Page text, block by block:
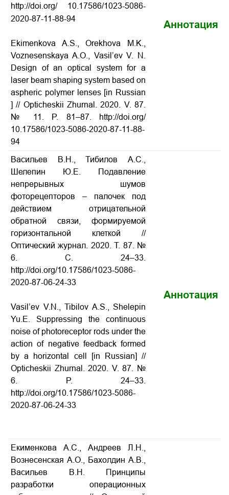
http://doi.org/ 10.17586/1023-5086-
2020-87-11-88-94
Ekimenkova A.S., Orekhova M.K.,
Voznesenskaya A.O., Vasil’ev V. N.
Design of an optical system for a
laser beam shaping system based on
aspheric polymer lenses [in Russian
] // Opticheskii Zhurnal. 2020. V. 87.
№ 11. P. 81–87.
http://doi.org/
10.17586/1023-5086-2020-87-11-88-
94
Аннотация
Васильев В.Н., Тибилов А.С.,
Шелепин Ю.Е. Подавление
непрерывных шумов
фоторецепторов – палочек под
действием отрицательной
обратной связи, формируемой
горизонтальной клеткой //
Оптический журнал. 2020. Т. 87. №
6. С. 24–33.
http://doi.org/10.17586/1023-5086-
2020-87-06-24-33
Vasil’ev V.N., Tibilov A.S., Shelepin
Yu.E. Suppressing the continuous
noise of photoreceptor rods under the
action of negative feedback formed
by a horizontal cell [in Russian] //
Opticheskii Zhurnal. 2020. V. 87. №
6. P. 24–33.
http://doi.org/10.17586/1023-5086-
2020-87-06-24-33
Аннотация
Екименкова А.С., Андреев Л.Н.,
Вознесенская А.О., Бахолдин А.В.,
Васильев В.Н. Принципы
разработки операционных